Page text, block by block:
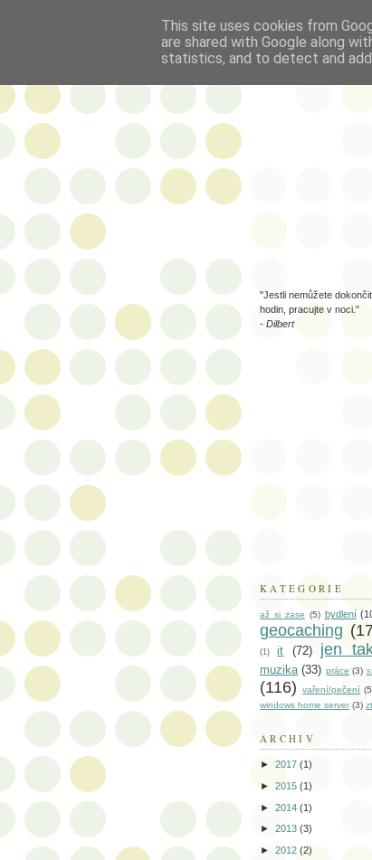
"Jestli nemůžete
hodin, pracujte v noci."
- Dilbert
KATEGORIE
až si zase (5) bydlení
geocaching
(1) it (72) jen
muzika (33) práce (3)
(116)
vaření/pečení
windows home server (3)
ARCHIV
► 2017 (1)
► 2015 (1)
► 2014 (1)
► 2013 (3)
► 2012 (2)
This site uses cookies from
are shared with Google along
statistics, and to detect and